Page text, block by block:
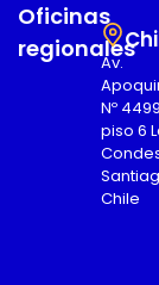
Oficinas
regionales
Av.
Nº
piso 6
Chile